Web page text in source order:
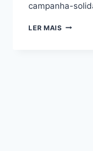
campanha-
LER MAIS